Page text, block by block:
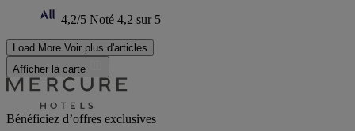
4,2/5 Noté 4,2 sur 5
Load More Voir plus d'articles
Afficher la carte
Bénéficiez d’offres exclusives